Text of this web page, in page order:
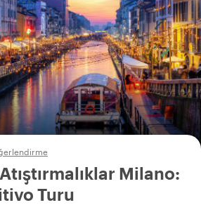
Milano:
Turu